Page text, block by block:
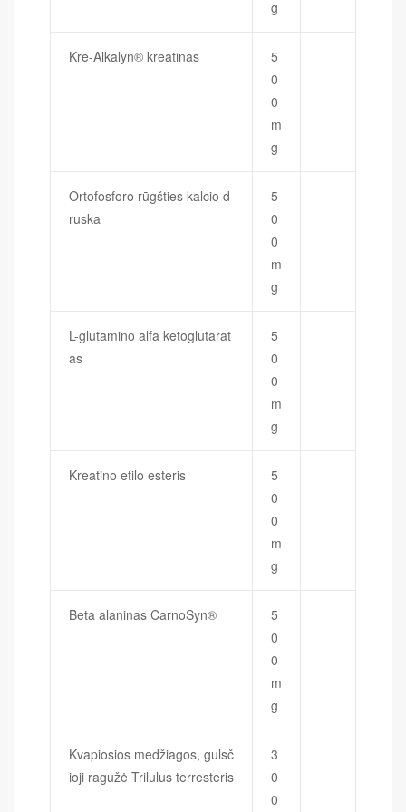
g
Kre-Alkalyn® kreatinas
5
0
0
m
g
Ortofosforo rūgšties kalcio d
ruska
5
0
0
m
g
L-glutamino alfa ketoglutarat
as
5
0
0
m
g
Kreatino etilo esteris
5
0
0
m
g
Beta alaninas CarnoSyn®
5
0
0
m
g
Kvapiosios medžiagos, gulsč
ioji ragužė Trilulus terresteris
3
0
0